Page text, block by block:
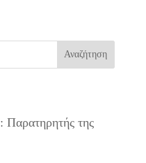
Παρατηρητής της